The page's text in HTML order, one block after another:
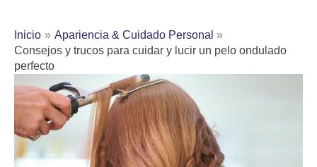
Inicio
Apariencia & Cuidado Personal
Consejos y trucos para cuidar y lucir un pelo ondulado
perfecto